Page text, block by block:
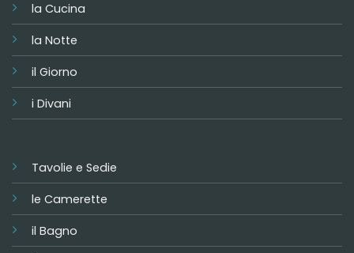
la Cucina
la Notte
il Giorno
i Divani
Tavolie e Sedie
le Camerette
il Bagno